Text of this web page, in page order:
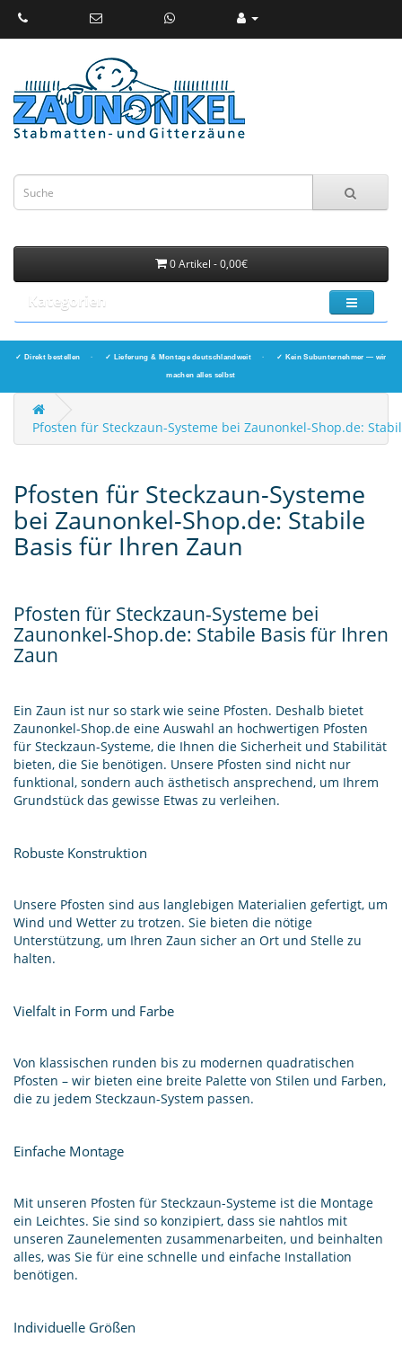
0 Artikel - 0,00€
Kategorien
✓ Direkt bestellen · ✓ Lieferung & Montage deutschlandweit · ✓ Kein Subunternehmer — wir
machen alles selbst
Pfosten für Steckzaun-Systeme bei Zaunonkel-Shop.de:
Pfosten für Steckzaun-Systeme
bei Zaunonkel-Shop.de: Stabile
Basis für Ihren Zaun
Pfosten für Steckzaun-Systeme bei
Zaunonkel-Shop.de: Stabile Basis für Ihren
Zaun
Ein Zaun ist nur so stark wie seine Pfosten. Deshalb bietet
Zaunonkel-Shop.de eine Auswahl an hochwertigen Pfosten
für Steckzaun-Systeme, die Ihnen die Sicherheit und Stabilität
bieten, die Sie benötigen. Unsere Pfosten sind nicht nur
funktional, sondern auch ästhetisch ansprechend, um Ihrem
Grundstück das gewisse Etwas zu verleihen.
Robuste Konstruktion
Unsere Pfosten sind aus langlebigen Materialien gefertigt, um
Wind und Wetter zu trotzen. Sie bieten die nötige
Unterstützung, um Ihren Zaun sicher an Ort und Stelle zu
halten.
Vielfalt in Form und Farbe
Von klassischen runden bis zu modernen quadratischen
Pfosten – wir bieten eine breite Palette von Stilen und Farben,
die zu jedem Steckzaun-System passen.
Einfache Montage
Mit unseren Pfosten für Steckzaun-Systeme ist die Montage
ein Leichtes. Sie sind so konzipiert, dass sie nahtlos mit
unseren Zaunelementen zusammenarbeiten, und beinhalten
alles, was Sie für eine schnelle und einfache Installation
benötigen.
Individuelle Größen